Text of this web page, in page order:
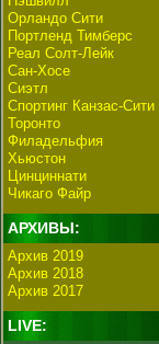
Орландо Сити
Портленд Тимберс
Реал Солт-Лейк
Сан-Хосе
Сиэтл
Спортинг Канзас-Сити
Торонто
Филадельфия
Хьюстон
Цинциннати
Чикаго Файр
АРХИВЫ:
Архив 2019
Архив 2018
Архив 2017
LIVE: